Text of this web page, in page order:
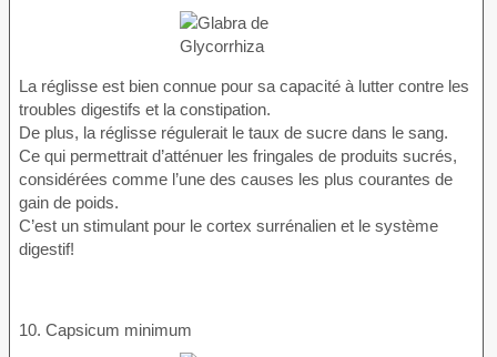
La réglisse est bien connue pour sa capacité à lutter contre les
troubles digestifs et la constipation.
De plus, la réglisse régulerait le taux de sucre dans le sang.
Ce qui permettrait d’atténuer les fringales de produits sucrés,
considérées comme l’une des causes les plus courantes de
gain de poids.
C’est un stimulant pour le cortex surrénalien et le système
digestif!
10. Capsicum minimum